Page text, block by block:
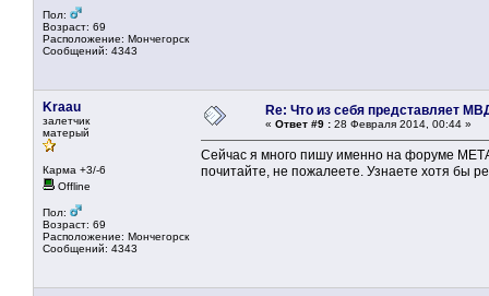
Пол:
Возраст: 69
Расположение: Мончегорск
Сообщений: 4343
Kraau
залетчик
матерый
Карма +3/-6
Offline
Пол:
Возраст: 69
Расположение: Мончегорск
Сообщений: 4343
Re: Что из себя представляет
« Ответ #9 : 28 Февраля 2014, 00:44 »
Сейчас я много пишу именно на форуме
почитайте, не пожалеете. Узнаете хотя бы